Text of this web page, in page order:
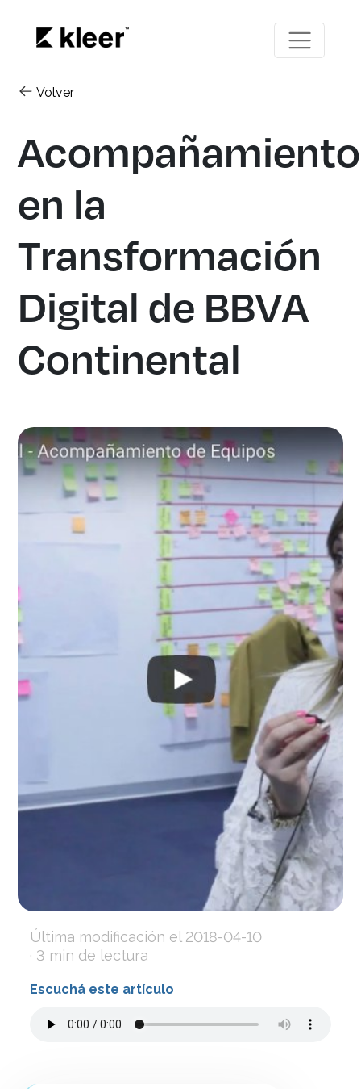
Volver
Acompañamiento
en la
Transformación
Digital de BBVA
Continental
Última modificación el 2018-04-10
· 3 min de lectura
Escuchá este artículo